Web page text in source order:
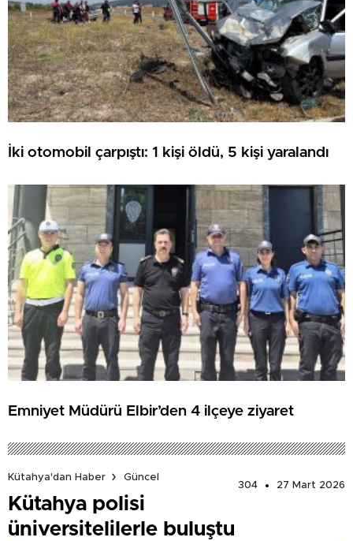
İki otomobil çarpıştı: 1 kişi öldü, 5 kişi yaralandı
Emniyet Müdürü Elbir’den 4 ilçeye ziyaret
Kütahya'dan Haber
Güncel
304
27 Mart 2026
Kütahya polisi
üniversitelilerle buluştu